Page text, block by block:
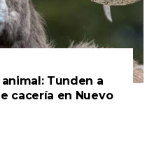
Tunden a
cacería en Nuevo